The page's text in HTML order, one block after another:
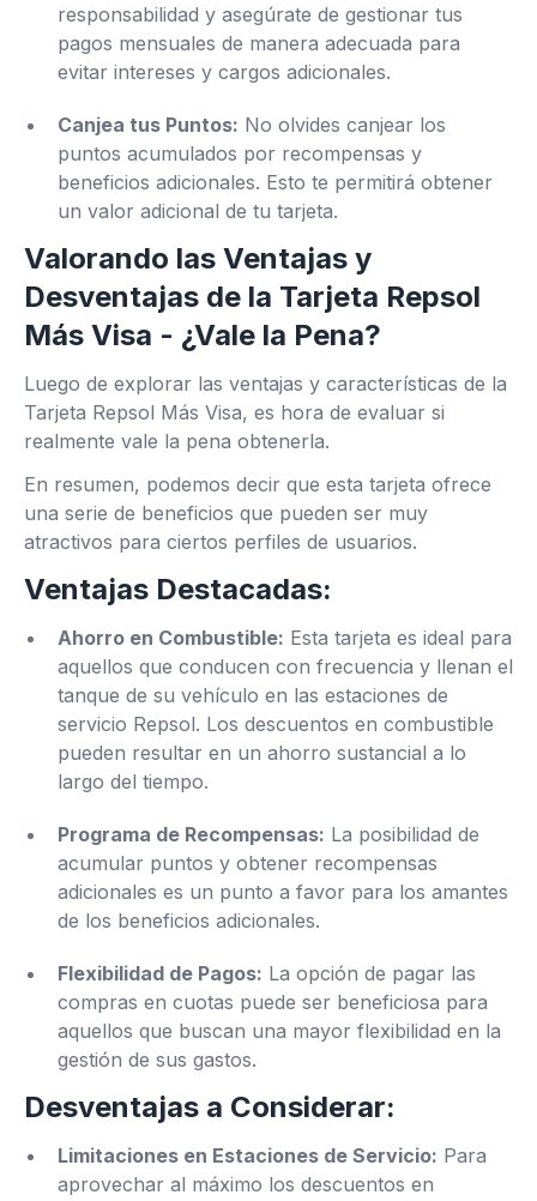
responsabilidad y asegúrate de gestionar tus
pagos mensuales de manera adecuada para
evitar intereses y cargos adicionales.
Canjea tus Puntos: No olvides canjear los
puntos acumulados por recompensas y
beneficios adicionales. Esto te permitirá obtener
un valor adicional de tu tarjeta.
Valorando las Ventajas y
Desventajas de la Tarjeta Repsol
Más Visa - ¿Vale la Pena?
Luego de explorar las ventajas y características de la
Tarjeta Repsol Más Visa, es hora de evaluar si
realmente vale la pena obtenerla.
En resumen, podemos decir que esta tarjeta ofrece
una serie de beneficios que pueden ser muy
atractivos para ciertos perfiles de usuarios.
Ventajas Destacadas:
Ahorro en Combustible: Esta tarjeta es ideal para
aquellos que conducen con frecuencia y llenan el
tanque de su vehículo en las estaciones de
servicio Repsol. Los descuentos en combustible
pueden resultar en un ahorro sustancial a lo
largo del tiempo.
Programa de Recompensas: La posibilidad de
acumular puntos y obtener recompensas
adicionales es un punto a favor para los amantes
de los beneficios adicionales.
Flexibilidad de Pagos: La opción de pagar las
compras en cuotas puede ser beneficiosa para
aquellos que buscan una mayor flexibilidad en la
gestión de sus gastos.
Desventajas a Considerar:
Limitaciones en Estaciones de Servicio: Para
aprovechar al máximo los descuentos en